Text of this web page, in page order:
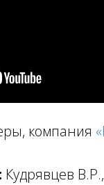
компания
Кудрявцев